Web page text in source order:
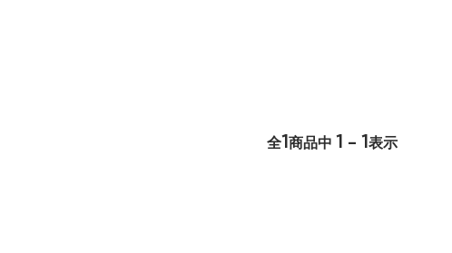
全1商品中 1 - 1表示